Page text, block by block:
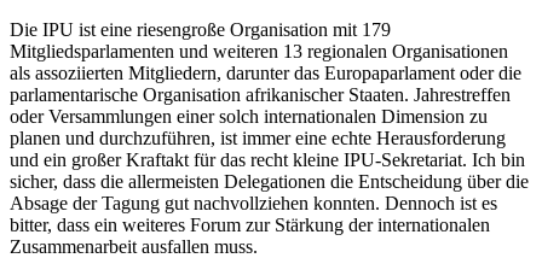
Die IPU ist eine riesengroße Organisation mit 179
Mitgliedsparlamenten und weiteren 13 regionalen Organisationen
als assoziierten Mitgliedern, darunter das Europaparlament oder die
parlamentarische Organisation afrikanischer Staaten. Jahrestreffen
oder Versammlungen einer solch internationalen Dimension zu
planen und durchzuführen, ist immer eine echte Herausforderung
und ein großer Kraftakt für das recht kleine IPU-Sekretariat. Ich bin
sicher, dass die allermeisten Delegationen die Entscheidung über die
Absage der Tagung gut nachvollziehen konnten. Dennoch ist es
bitter, dass ein weiteres Forum zur Stärkung der internationalen
Zusammenarbeit ausfallen muss.